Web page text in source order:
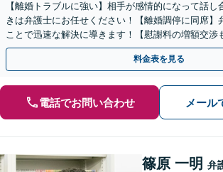
【離婚トラブルに強い】相手が感情的になって話し
きは弁護士にお任せください！【離婚調停に同席】
ことで迅速な解決に導きます！【慰謝料の増額交渉
めから丁寧にアドバイスします。
料金表を見る
電話でお問い合わせ メール
篠原 一明 弁